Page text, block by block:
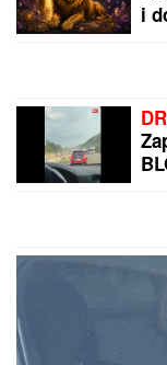
PREPORUKA ZA